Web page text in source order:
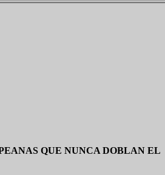
QUE NUNCA DOBLAN EL